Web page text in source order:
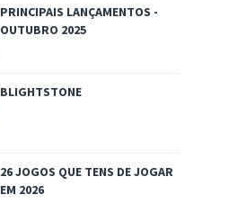
PRINCIPAIS LANÇAMENTOS -
OUTUBRO 2025
BLIGHTSTONE
26 JOGOS QUE TENS DE JOGAR
EM 2026